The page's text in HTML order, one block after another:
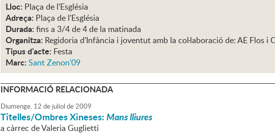
Lloc: Plaça de l'Església
Adreça: Plaça de l'Església
Durada: fins a 3/4 de 4 de la matinada
Organitza: Regidoria d'Infància i joventut amb la col·laboració de: AE Flos i
Tipus d'acte: Festa
Marc: Sant Zenon'09
INFORMACIÓ RELACIONADA
Diumenge, 12 de juliol de2009
Titelles/Ombres Xineses:Mans lliures
a càrrec de Valeria Guglietti